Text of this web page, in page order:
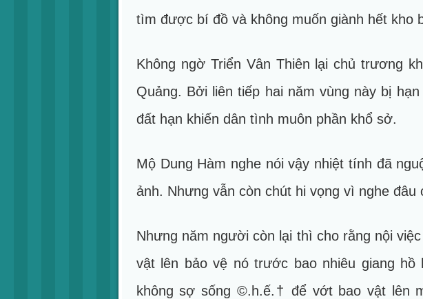
tìm được bí đồ và không muốn giành hết kho
Không ngờ Triển Vân Thiên lại chủ trương
Quảng. Bởi liên tiếp hai năm vùng này bị
đất hạn khiến dân tình muôn phần khổ sở.
Mộ Dung Hàm nghe nói vậy nhiệt tính đã
ảnh. Nhưng vẫn còn chút hi vọng vì nghe đâu
Nhưng năm người còn lại thì cho rằng nội
vật lên bảo vệ nó trước bao nhiêu giang
không sợ sống ©.h.ế.† để vớt bao vật lên